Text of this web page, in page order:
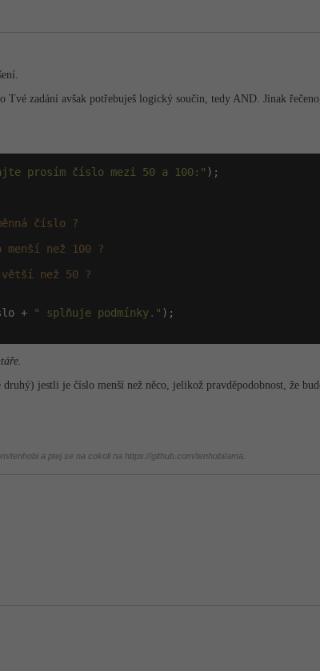
Tvé zadání avšak potřebuješ logický součin, tedy AND. Jinak
prosím číslo mezi 50 a 100:" );
číslo ?
než 100 ?
než 50 ?
+ " splňuje podmínky." );
jestli je číslo menší než něco, jelikož pravděpodobnost, že
tenhobi a ptej se na cokoli na https://github.com/tenhobi/ama.